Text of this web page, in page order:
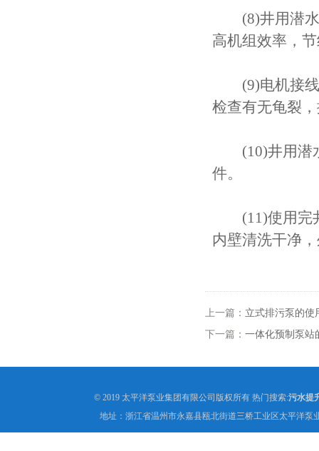
(8)井用潜水
高机组效率，
(9)电机接线
检查有无龟裂
(10)井用潜水
件。
(11)使用完井
内壁清洗干净
上一篇： 立式排污泵的使
下一篇： 一体化预制泵站
© 2019 太平洋泵业集团有限公司版权所有 热门搜索:污水提
地址：浙江省温州市永嘉县瓯北街道三桥工业区太平洋泵